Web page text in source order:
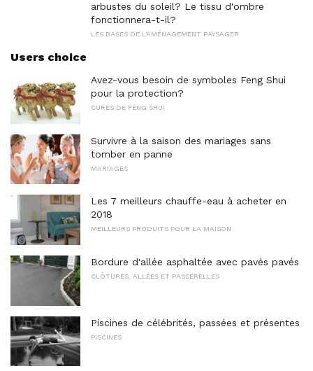
arbustes du soleil? Le tissu d'ombre
fonctionnera-t-il?
LES BASES DE L'AMÉNAGEMENT PAYSAGER
Users choice
Avez-vous besoin de symboles Feng Shui
pour la protection?
CURES DE FENG SHUI
Survivre à la saison des mariages sans
tomber en panne
MARIAGES
Les 7 meilleurs chauffe-eau à acheter en
2018
MEILLEURS PRODUITS POUR LA MAISON
Bordure d'allée asphaltée avec pavés pavés
CLÔTURES, ALLÉES ET PASSERELLES
Piscines de célébrités, passées et présentes
PISCINES